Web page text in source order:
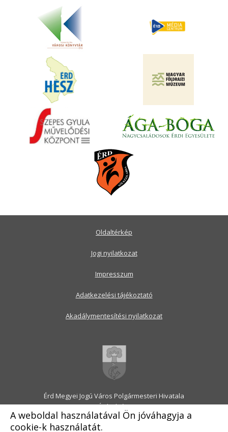
A weboldal használatával Ön jóváhagyja a
cookie-k használatát.
Érd Megyei Jogú Város Polgármesteri Hivatala
2030 Érd, Alsó utca 1.
Levélcím: 2031 Érd, Pf.: 31
E-mail:onkormanyzat@erd.hu
Oldaltérkép
Jogi nyilatkozat
Impresszum
Adatkezelési tájékoztató
Akadálymentesítési nyilatkozat